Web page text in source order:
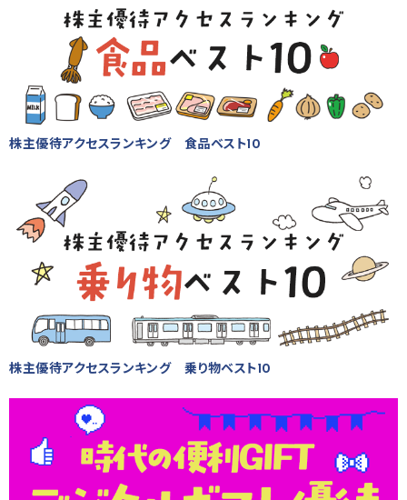
株主優待アクセスランキング 食品ベスト10
株主優待アクセスランキング 乗り物ベスト10